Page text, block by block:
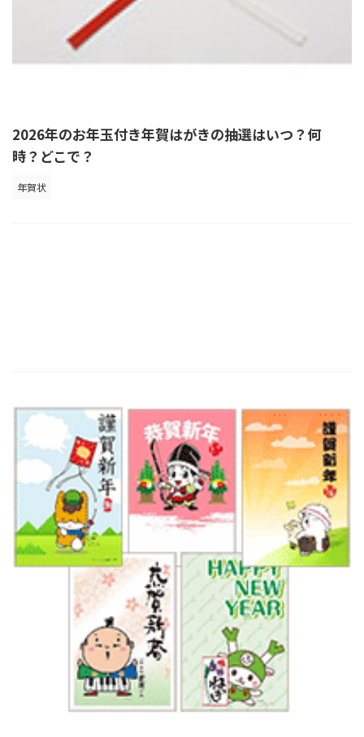
2026年のお年玉付き年賀はがきの抽選はいつ？何
時？どこで？
年賀状